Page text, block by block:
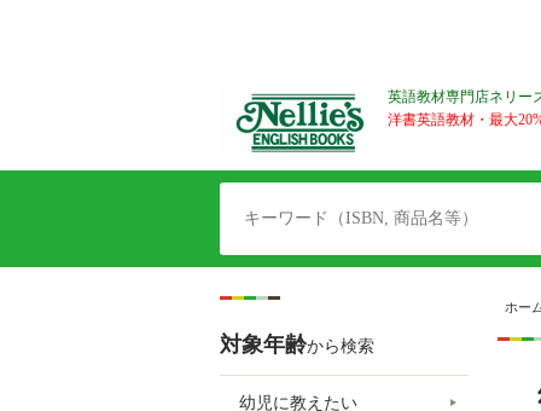
英語教材専門店ネリー
洋書英語教材・最大
ホー
対象年齢から検索
幼児に教えたい